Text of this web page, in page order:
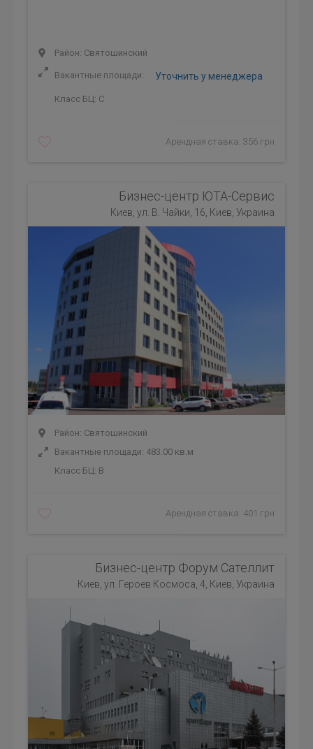
Район: Святошинский
Вакантные площади: Уточнить у менеджера
Класс БЦ: C
Арендная ставка: 356 грн
Бизнес-центр ЮТА-Сервис
Киев, ул. В. Чайки, 16, Киев, Украина
Район: Святошинский
Вакантные площади: 483.00 кв.м
Класс БЦ: B
Арендная ставка: 401 грн
Бизнес-центр Форум Сателлит
Киев, ул. Героев Космоса, 4, Киев, Украина